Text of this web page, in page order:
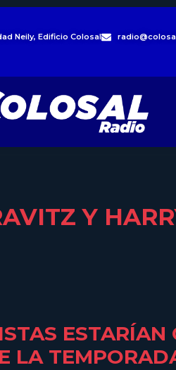
Neily, Edificio Colosal
Y
LA